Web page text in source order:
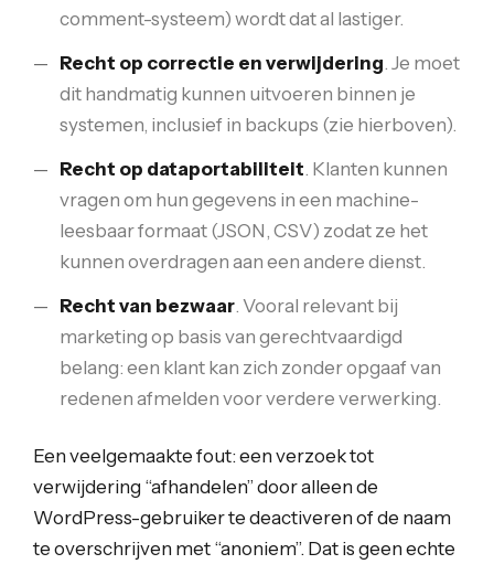
comment-systeem) wordt dat al lastiger.
Recht op correctie en verwijdering. Je moet
dit handmatig kunnen uitvoeren binnen je
systemen, inclusief in backups (zie hierboven).
Recht op dataportabiliteit. Klanten kunnen
vragen om hun gegevens in een machine-
leesbaar formaat (JSON, CSV) zodat ze het
kunnen overdragen aan een andere dienst.
Recht van bezwaar. Vooral relevant bij
marketing op basis van gerechtvaardigd
belang: een klant kan zich zonder opgaaf van
redenen afmelden voor verdere verwerking.
Een veelgemaakte fout: een verzoek tot
verwijdering “afhandelen” door alleen de
WordPress-gebruiker te deactiveren of de naam
te overschrijven met “anoniem”. Dat is geen echte